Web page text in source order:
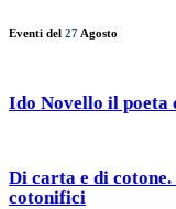
Eventi del 27 Agosto
Ido Novello il poeta
Di carta e di
cotonifici